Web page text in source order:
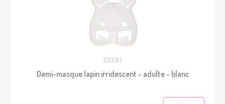
23391
Demi-masque lapin irridescent - adulte - blanc